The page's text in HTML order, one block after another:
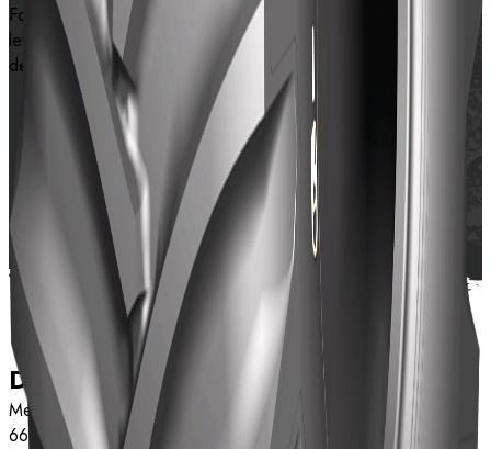
Força de flutuação relativamente alta, pressionando o chão
levemente sem afundar, promovendo a eficiência operacional
de veículos mecânicos.
Contate-nos
Dados técnicos
Medida
66×43.00-25